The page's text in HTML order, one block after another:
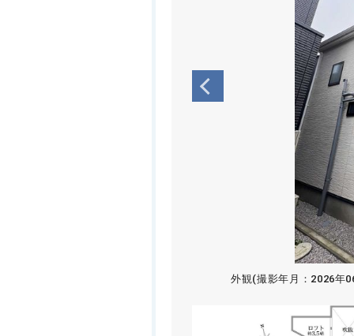
外観(撮影年月：2026年